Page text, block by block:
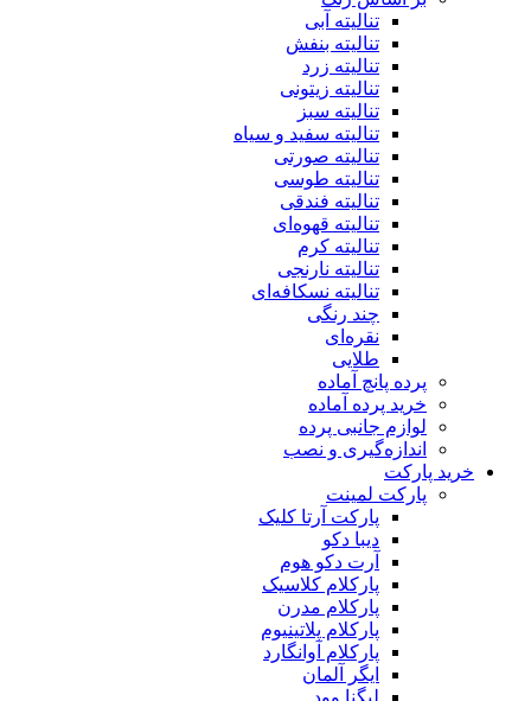
تنالیته آبی
تنالیته بنفش
تنالیته زرد
تنالیته زیتونی
تنالیته سبز
تنالیته سفید و سیاه
تنالیته صورتی
تنالیته طوسی
تنالیته فندقی
تنالیته قهوه‌ای
تنالیته کرم
تنالیته نارنجی
تنالیته نسکافه‌ای
چند رنگی
نقره‌ای
طلایی
پرده پانچ آماده
خرید پرده آماده
لوازم جانبی پرده
اندازه‌گیری و نصب
خرید پارکت
پارکت لمینت
پارکت آرتا کلیک
دیبا دکو
آرت دکو هوم
پارکلام کلاسیک
پارکلام مدرن
پارکلام پلاتینیوم
پارکلام آوانگارد
ایگر آلمان